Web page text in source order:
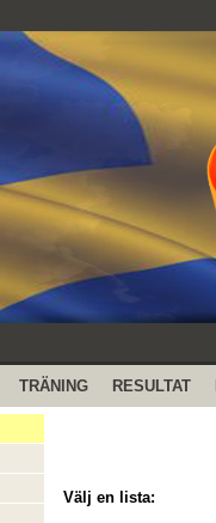
TRÄNING RESULTAT
Välj en lista: